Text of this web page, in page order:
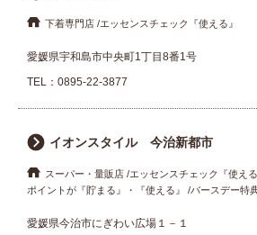
下着専門店 エッセンスチェック『使える』
愛媛県宇和島市中央町1丁目8番1号
TEL： 0895-22-3877
イオンスタイル 今治新都市
スーパー・量販店 エッセンスチェック『使える
ポイントが『貯まる』・『使える』
バースデー特
愛媛県今治市にぎわい広場１－１